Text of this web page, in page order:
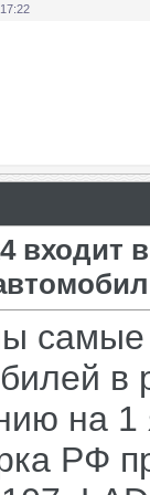
17:22
входит
в
на
РФ